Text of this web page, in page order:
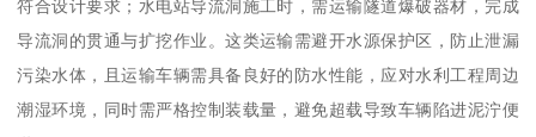
符合设计要求；水电站导流洞施工时，需运输隧道爆破器材，完成
导流洞的贯通与扩挖作业。这类运输需避开水源保护区，防止泄漏
污染水体，且运输车辆需具备良好的防水性能，应对水利工程周边
潮湿环境，同时需严格控制装载量，避免超载导致车辆陷进泥泞便